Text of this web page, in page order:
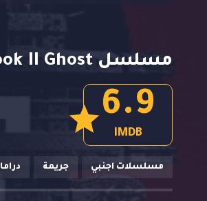
مسلسل Power Book II Ghost موسم 2 الحلقة 2 مترجمة
IMDB
6.9
مسلسلات اجنبي جريمة دراما